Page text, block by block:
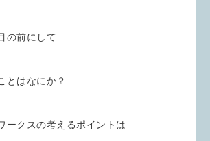
の前にして
とはなにか？
ークスの考えるポイントは